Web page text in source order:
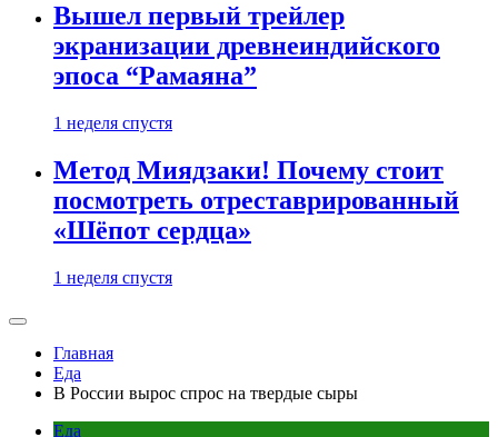
Вышел первый трейлер
экранизации древнеиндийского
эпоса “Рамаяна”
1 неделя спустя
Метод Миядзаки! Почему стоит
посмотреть отреставрированный
«Шёпот сердца»
1 неделя спустя
Главная
Еда
В России вырос спрос на твердые сыры
Еда